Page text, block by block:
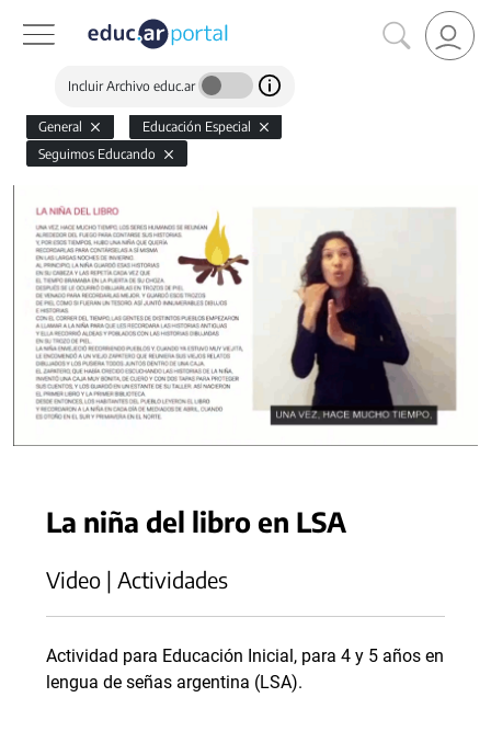
Incluir Archivo educ.ar
General
Educación Especial
Seguimos Educando
La niña del libro en LSA
Video | Actividades
Actividad para Educación Inicial, para 4 y 5 años en
lengua de señas argentina (LSA).